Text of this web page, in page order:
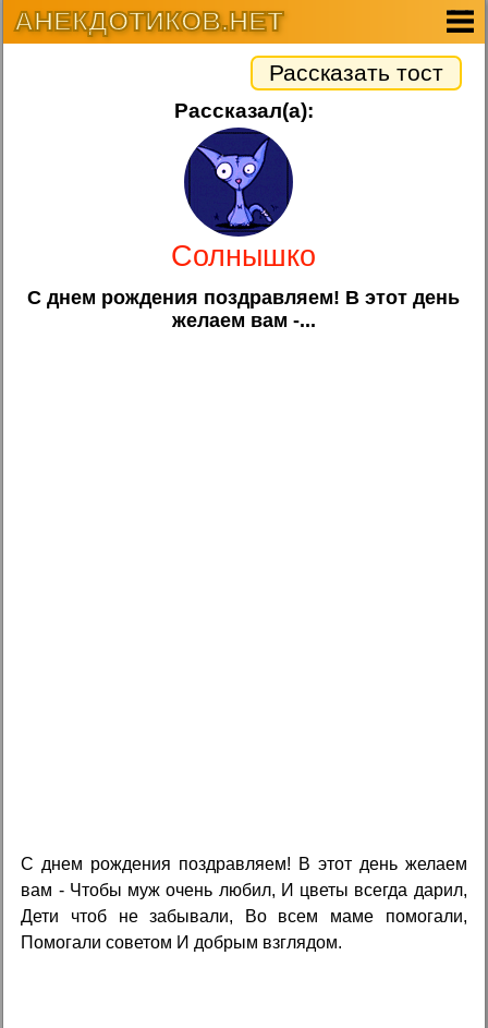
АНЕКДОТИКОВ.НЕТ
Рассказать тост
Рассказал(а):
Солнышко
С днем рождения поздравляем! В этот день
желаем вам -...
С днем рождения поздравляем! В этот день желаем
вам - Чтобы муж очень любил, И цветы всегда дарил,
Дети чтоб не забывали, Во всем маме помогали,
Помогали советом И добрым взглядом.